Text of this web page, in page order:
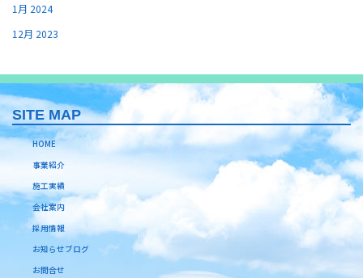
1月 2024
12月 2023
SITE MAP
HOME
事業紹介
施工実績
会社案内
採用情報
お知らせブログ
お問合せ